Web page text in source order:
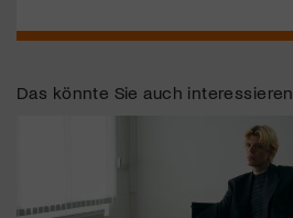
Das könnte Sie auch interessieren